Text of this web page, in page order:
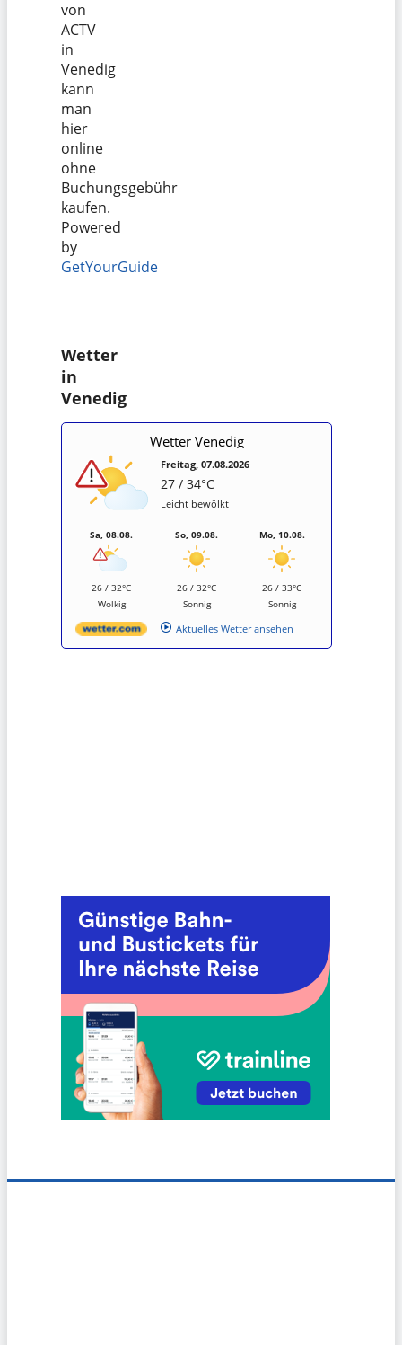
von
ACTV
in
Venedig
kann
man
hier
online
ohne
Buchungsgebühr
kaufen.
Powered
by
GetYourGuide
Wetter
in
Venedig
Wetter Venedig
Freitag, 07.08.2026
27 / 34°C
Leicht bewölkt
Sa, 08.08.
26 / 32°C
Wolkig
So, 09.08.
26 / 32°C
Sonnig
Mo, 10.08.
26 / 33°C
Sonnig
Aktuelles Wetter ansehen